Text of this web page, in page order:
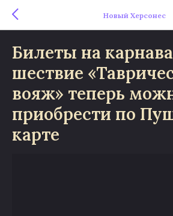
Новый Херсонес
Билеты на
шествие
вояж» теперь
приобрести по
карте